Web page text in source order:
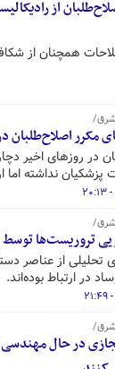
همچنان از
مکرر اصلاح‌طلبان
در روزهای اخیر
پزشکیان نداشته
تروریست‌ها توسط
تحلیلی از عناصر
در ارتباط بوده‌اند.
در حال مهندسی